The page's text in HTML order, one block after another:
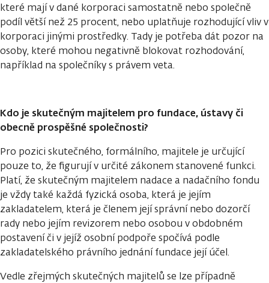
které mají v dané korporaci samostatně nebo společně
podíl větší než 25 procent, nebo uplatňuje rozhodující vliv v
korporaci jinými prostředky. Tady je potřeba dát pozor na
osoby, které mohou negativně blokovat rozhodování,
například na společníky s právem veta.
Kdo je skutečným majitelem pro fundace, ústavy či
obecně prospěšné společnosti?
Pro pozici skutečného, formálního, majitele je určující
pouze to, že figurují v určité zákonem stanovené funkci.
Platí, že skutečným majitelem nadace a nadačního fondu
je vždy také každá fyzická osoba, která je jejím
zakladatelem, která je členem její správní nebo dozorčí
rady nebo jejím revizorem nebo osobou v obdobném
postavení či v jejíž osobní podpoře spočívá podle
zakladatelského právního jednání fundace její účel.
Vedle zřejmých skutečných majitelů se lze případně